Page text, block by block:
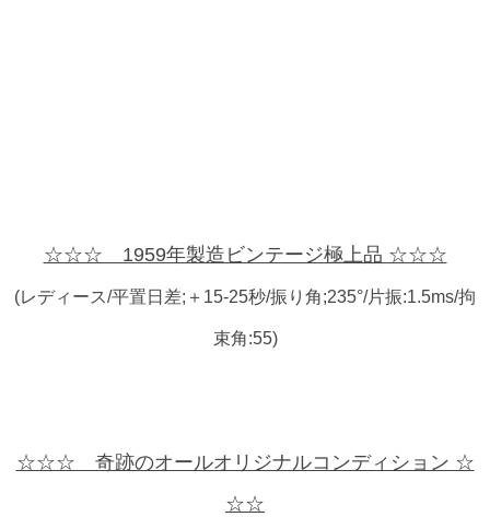
☆☆☆ 1959年製造ビンテージ極上品 ☆☆☆
(レディース/平置日差;＋15-25秒/振り角;235°/片振:1.5ms/拘
束角:55)
☆☆☆ 奇跡のオールオリジナルコンディション ☆
☆☆